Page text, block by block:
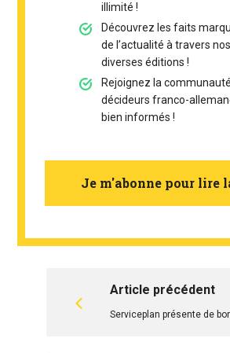
illimité !
Découvrez les faits
de l’actualité à travers nos
diverses éditions !
Rejoignez la
décideurs franco-
bien informés !
Je m'abonne pour lire
Article précédent
Serviceplan présente de